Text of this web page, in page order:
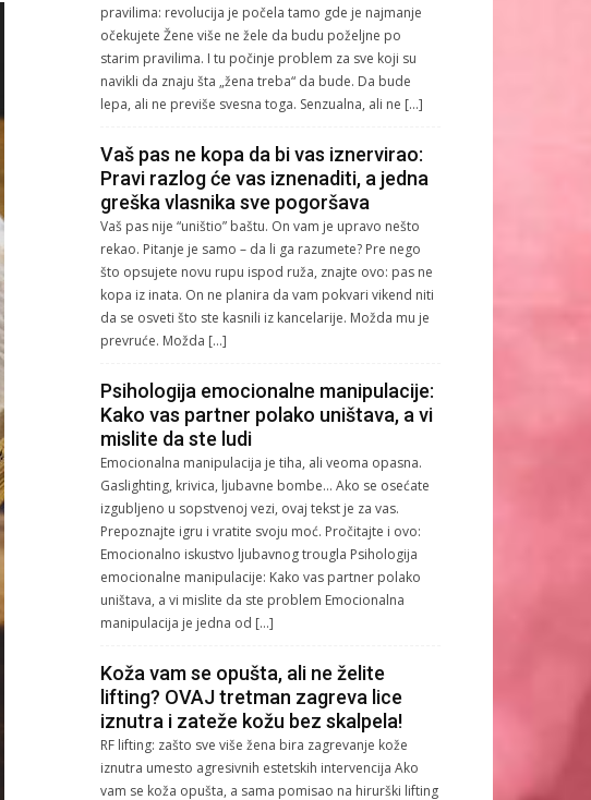
pravilima: revolucija je počela tamo gde je najmanje
očekujete Žene više ne žele da budu poželjne po
starim pravilima. I tu počinje problem za sve koji su
navikli da znaju šta „žena treba“ da bude. Da bude
lepa, ali ne previše svesna toga. Senzualna, ali ne […]
Vaš pas ne kopa da bi vas iznervirao:
Pravi razlog će vas iznenaditi, a jedna
greška vlasnika sve pogoršava
Vaš pas nije “uništio” baštu. On vam je upravo nešto
rekao. Pitanje je samo – da li ga razumete? Pre nego
što opsujete novu rupu ispod ruža, znajte ovo: pas ne
kopa iz inata. On ne planira da vam pokvari vikend niti
da se osveti što ste kasnili iz kancelarije. Možda mu je
prevruće. Možda […]
Psihologija emocionalne manipulacije:
Kako vas partner polako uništava, a vi
mislite da ste ludi
Emocionalna manipulacija je tiha, ali veoma opasna.
Gaslighting, krivica, ljubavne bombe… Ako se osećate
izgubljeno u sopstvenoj vezi, ovaj tekst je za vas.
Prepoznajte igru i vratite svoju moć. Pročitajte i ovo:
Emocionalno iskustvo ljubavnog trougla Psihologija
emocionalne manipulacije: Kako vas partner polako
uništava, a vi mislite da ste problem Emocionalna
manipulacija je jedna od […]
Koža vam se opušta, ali ne želite
lifting? OVAJ tretman zagreva lice
iznutra i zateže kožu bez skalpela!
RF lifting: zašto sve više žena bira zagrevanje kože
iznutra umesto agresivnih estetskih intervencija Ako
vam se koža opušta, a sama pomisao na hirurški lifting